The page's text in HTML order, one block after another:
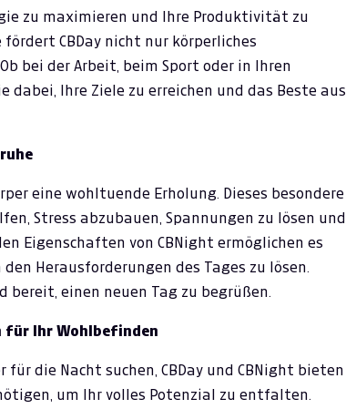
zu maximieren und Ihre Produktivität zu
CBDay nicht nur körperliches
bei der Arbeit, beim Sport oder in Ihren
Ihre Ziele zu erreichen und das Beste aus
eine wohltuende Erholung. Dieses besondere
Stress abzubauen, Spannungen zu lösen und
Eigenschaften von CBNight ermöglichen es
Herausforderungen des Tages zu lösen.
bereit, einen neuen Tag zu begrüßen.
für Ihr Wohlbefinden
die Nacht suchen, CBDay und CBNight bieten
um Ihr volles Potenzial zu entfalten.